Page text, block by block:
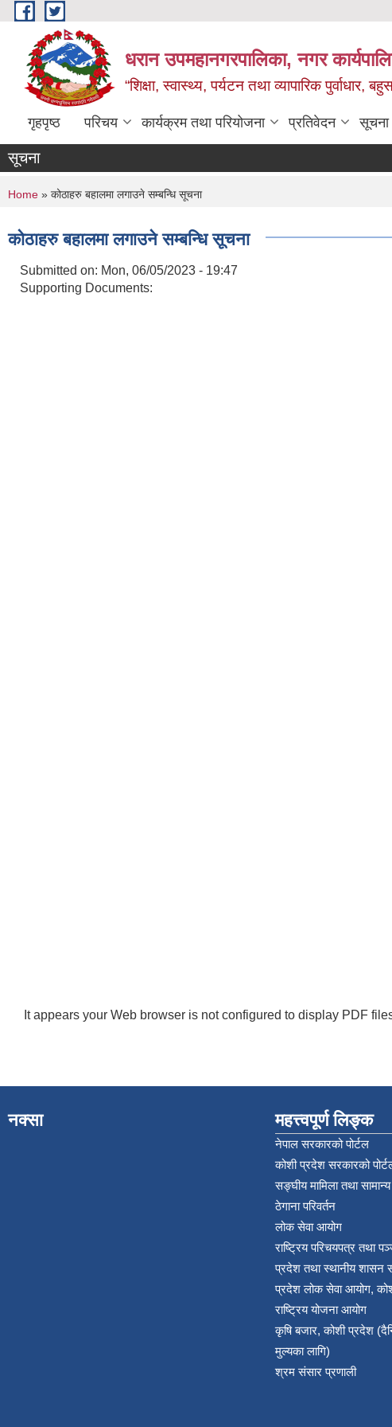
Skip to main content
धरान उपमहानगरपालिका, नगर
“शिक्षा, स्वास्थ्य, पर्यटन तथा व्यापारिक
गृहपृष्ठ परिचय कार्यक्रम तथा परियोजना प्रतिवेदन सूचना
सूचना
You are here
Home » कोठाहरु बहालमा लगाउने सम्बन्धि सूचना
कोठाहरु बहालमा लगाउने सम्बन्धि सूचना
Submitted on: Mon, 06/05/2023 - 19:47
Supporting Documents:
It appears your Web browser is not configured to display PDF
नक्सा महत्त्वपूर्ण लिङ्क
नेपाल सरकारको पोर्टल
कोशी प्रदेश सरकारको
सङ्‍घीय मामिला तथा
ठेगाना परिवर्तन
लोक सेवा आयोग
राष्ट्रिय परिचयपत्र तथा
प्रदेश तथा स्थानीय शासन
प्रदेश लोक सेवा आयोग,
राष्ट्रिय योजना आयोग
कृषि बजार, कोशी प्रदेश
मुल्यका लागि)
श्रम संसार प्रणाली